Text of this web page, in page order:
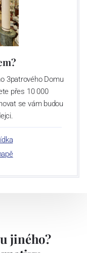
3patrového Domu
přes 10 000
se vám budou
jiného?